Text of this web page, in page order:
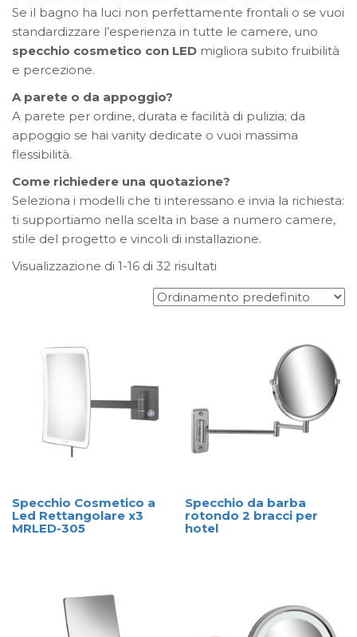
Se il bagno ha luci non perfettamente frontali o se vuoi
standardizzare l’esperienza in tutte le camere, uno
specchio cosmetico con LED migliora subito fruibilità
e percezione.
A parete o da appoggio?
A parete per ordine, durata e facilità di pulizia; da
appoggio se hai vanity dedicate o vuoi massima
flessibilità.
Come richiedere una quotazione?
Seleziona i modelli che ti interessano e invia la richiesta:
ti supportiamo nella scelta in base a numero camere,
stile del progetto e vincoli di installazione.
Visualizzazione di 1-16 di 32 risultati
Specchio Cosmetico a
Led Rettangolare x3
MRLED-305
Specchio da barba
rotondo 2 bracci per
hotel